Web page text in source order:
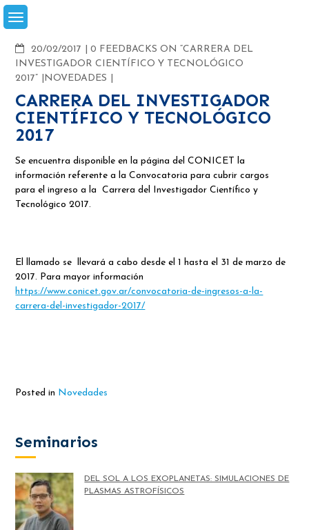
Skip
to
20/02/2017
COMMENTS
0 FEEDBACKS ON “CARRERA DEL
INVESTIGADOR CIENTÍFICO Y TECNOLÓGICO
2017”
NOVEDADES
CARRERA DEL INVESTIGADOR
CIENTÍFICO Y TECNOLÓGICO
2017
Se encuentra disponible en la página del CONICET la
información referente a la Convocatoria para cubrir cargos
para el ingreso a la Carrera del Investigador Científico y
Tecnológico 2017.
El llamado se llevará a cabo desde el 1 hasta el 31 de marzo de
2017. Para mayor información
https://www.conicet.gov.ar/convocatoria-de-ingresos-a-la-
carrera-del-investigador-2017/
Posted in Novedades
Seminarios
DEL SOL A LOS EXOPLANETAS: SIMULACIONES DE
PLASMAS ASTROFÍSICOS